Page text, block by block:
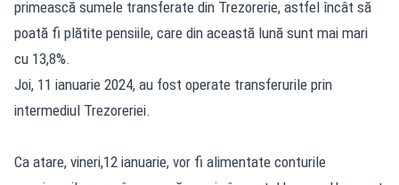
primească sumele transferate din Trezorerie, astfel încât să
poată fi plătite pensiile, care din această lună sunt mai mari
cu 13,8%.
Joi, 11 ianuarie 2024, au fost operate transferurile prin
intermediul Trezoreriei.
Ca atare, vineri,12 ianuarie, vor fi alimentate conturile